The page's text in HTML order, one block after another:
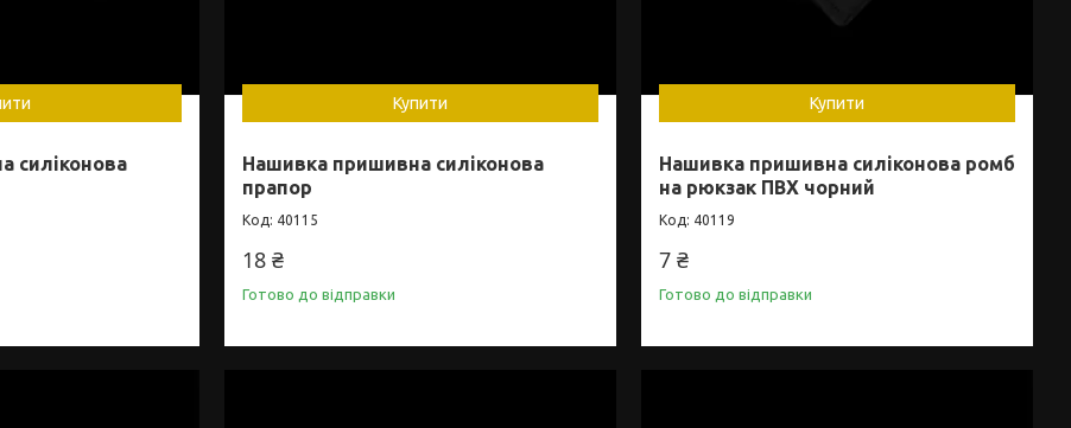
силіконова
Купити
Нашивка пришивна силіконова
прапор
40115
18 ₴
Готово до відправки
Купити
Нашивка пришивна силіконова ромб
на рюкзак ПВХ чорний
40119
7 ₴
Готово до відправки